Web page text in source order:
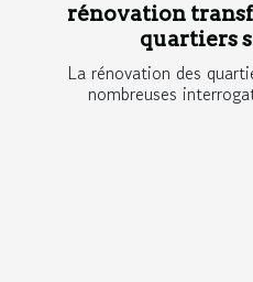
rénovation
quartiers
La rénovation des
nombreuses